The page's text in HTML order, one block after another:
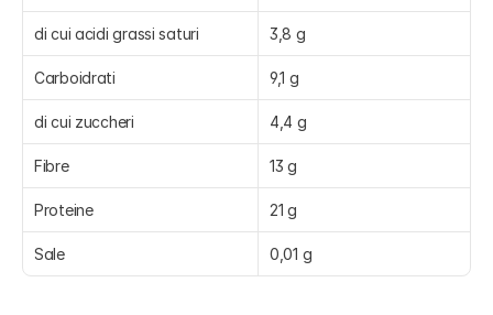
di cui acidi grassi saturi 3,8 g
Carboidrati 9,1 g
di cui zuccheri 4,4 g
Fibre 13 g
Proteine 21 g
Sale 0,01 g